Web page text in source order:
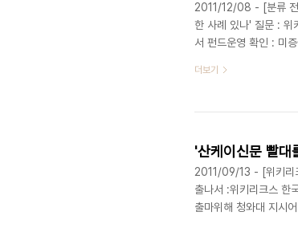
2011/12/08 - [분류 전
한 사례 있나' 질문 :
서 펀드운영 확인 : 미
쓰나미-KBS 미주 비
[위키리크스] - 손학규
더보기
2011/09/13 - [위키리
출나서 :위키리크스
출마위해 청와대 지시